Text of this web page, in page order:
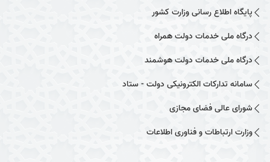
پایگاه اطلاع رسانی وزارت کشور
درگاه ملی خدمات دولت همراه
درگاه ملی خدمات دولت هوشمند
سامانه تدارکات الکترونیکی دولت - ستاد
شورای عالی فضای مجازی
وزارت ارتباطات و فناوری اطلاعات